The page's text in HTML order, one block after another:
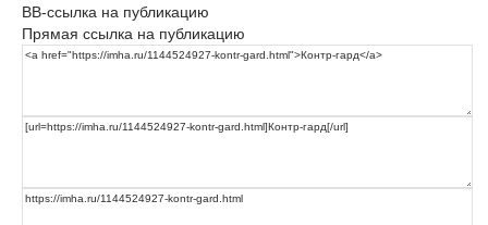
BB-ссылка на публикацию
Прямая ссылка на публикацию